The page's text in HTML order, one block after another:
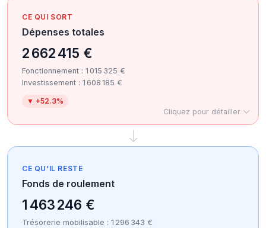
CE QUI SORT
Dépenses totales
2 662 415 €
Fonctionnement : 1 015 325 €
Investissement : 1 608 185 €
▼ +52.3%
Cliquez pour détailler
CE QU'IL RESTE
Fonds de roulement
1 463 246 €
Trésorerie mobilisable : 1 296 343 €